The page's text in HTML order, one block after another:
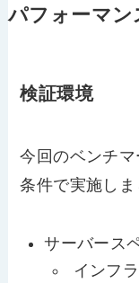
パフォーマン
検証環境
今回のベンチ
条件で実施しま
サーバース
インフ